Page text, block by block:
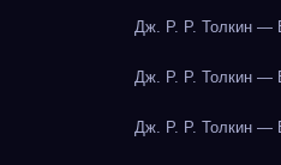
Дж. Р. Р. Толкин —
Дж. Р. Р. Толкин —
Дж. Р. Р. Толкин —